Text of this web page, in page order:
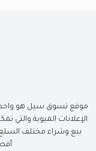
موقع تسوق سيل هو واحد
الإعلانات المبوبة
بيع وشراء مختلف السلع